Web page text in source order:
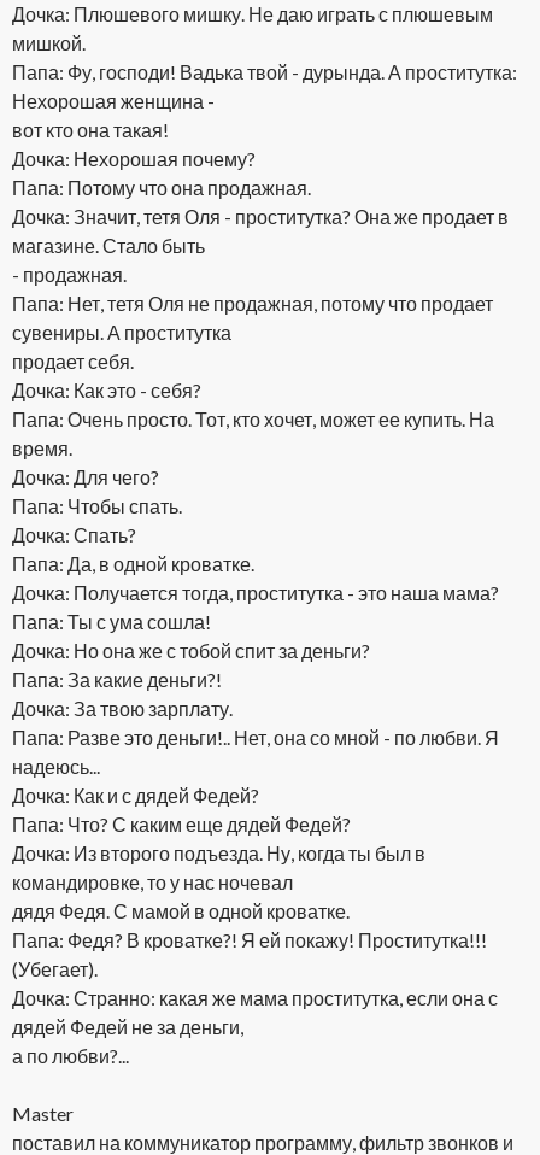
Дочка: Плюшевого мишку. Не даю играть с плюшевым
мишкой.
Папа: Фу, господи! Вадька твой - дурында. А проститутка:
Нехорошая женщина -
вот кто она такая!
Дочка: Нехорошая почему?
Папа: Потому что она продажная.
Дочка: Значит, тетя Оля - проститутка? Она же продает в
магазине. Стало быть
- продажная.
Папа: Нет, тетя Оля не продажная, потому что продает
сувениры. А проститутка
продает себя.
Дочка: Как это - себя?
Папа: Очень просто. Тот, кто хочет, может ее купить. На
время.
Дочка: Для чего?
Папа: Чтобы спать.
Дочка: Спать?
Папа: Да, в одной кроватке.
Дочка: Получается тогда, проститутка - это наша мама?
Папа: Ты с ума сошла!
Дочка: Но она же с тобой спит за деньги?
Папа: За какие деньги?!
Дочка: За твою зарплату.
Папа: Разве это деньги!.. Нет, она со мной - по любви. Я
надеюсь...
Дочка: Как и с дядей Федей?
Папа: Что? С каким еще дядей Федей?
Дочка: Из второго подъезда. Ну, когда ты был в
командировке, то у нас ночевал
дядя Федя. С мамой в одной кроватке.
Папа: Федя? В кроватке?! Я ей покажу! Проститутка!!!
(Убегает).
Дочка: Странно: какая же мама проститутка, если она с
дядей Федей не за деньги,
а по любви?...
Master
поставил на коммуникатор программу, фильтр звонков и